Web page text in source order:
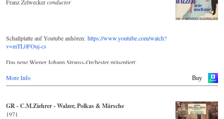
Franz Zelweckerconductor
Schallplatte auf Youtube anhören: https://www.youtube.com/watch?
v=mTL0FOuj-cs
Das neue Wiener Johann Strauss-Orchester präsentiert:
WALZER wie noch nie - Die schönsten Tanzwalzer
Wiener Walzer wie noch nie. Tanzwalzer im hinreißenden Hofball-
Rhythmus. Das große elegante Rumtata wie einst beim Wiener
Buy
More Info
GR - C.M.Ziehrer - Walzer, Polkas & Märsche
1971